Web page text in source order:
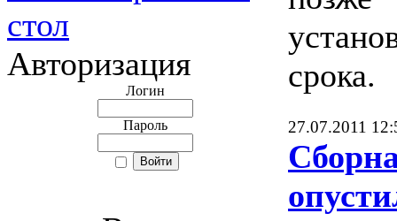
стол
Авторизация
Логин
Пароль
срока.
27.07.2011